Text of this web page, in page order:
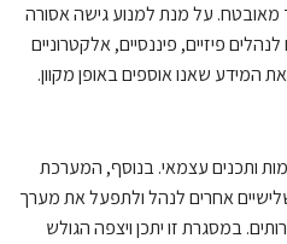
מאובטח. על מנת למנוע גישה אסורה
פיזיים, פיננסיים, אלקטרוניים
את המידע שאנו אוספים באופן מקוון.
ותכנים עצמאי. בנוסף, המערכת
אחרים לנהל ולתפעל את מערך
במסגרת זו יתכן ויצפה הגולש